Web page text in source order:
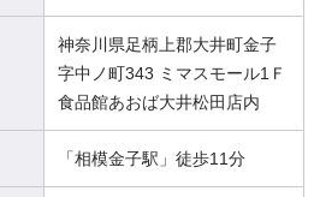
神奈川県足柄上郡大井町金子
字中ノ町343 ミマスモール1Ｆ
食品館あおば大井松田店内
「相模金子駅」徒歩11分